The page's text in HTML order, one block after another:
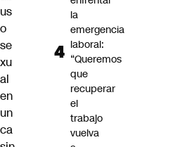
us
o
se
xu
al
en
un
ca
la
emergencia
laboral:
“Queremos
que
recuperar
el
trabajo
vuelva